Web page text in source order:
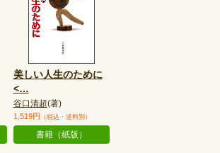
美しい人生のために
<…
谷口清超(著)
1,519円 （税込・送料別）
書籍（紙版）